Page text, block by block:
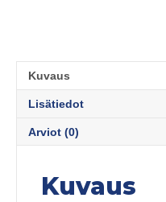
Kuvaus
Lisätiedot
Arviot (0)
Kuvaus